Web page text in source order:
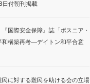
日付朝刊掲載
国際安全保障』誌「ボスニア・
和構築再考―デイトン和平合意
に対する難民を助ける会の立場